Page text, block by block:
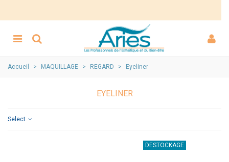
Accueil > MAQUILLAGE > REGARD > Eyeliner
EYELINER
Select
DESTOCKAGE